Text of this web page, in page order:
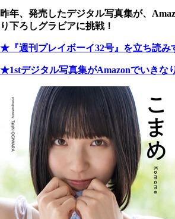
昨年、発売したデジタル写真集が、
り下ろしグラビアに挑戦！
★『週刊プレイボーイ32号』を立ち読み
★1stデジタル写真集がAmazonでいきな